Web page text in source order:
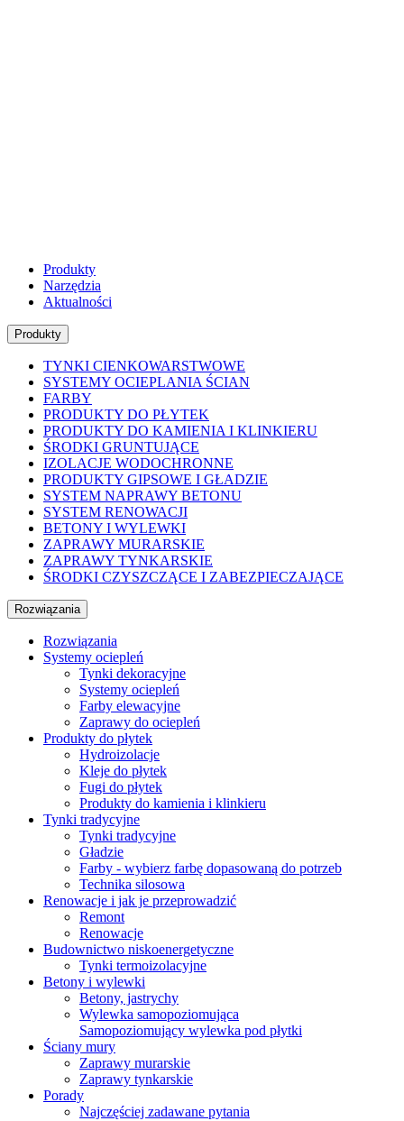
Produkty
Narzędzia
Aktualności
Produkty
TYNKI CIENKOWARSTWOWE
SYSTEMY OCIEPLANIA ŚCIAN
FARBY
PRODUKTY DO PŁYTEK
PRODUKTY DO KAMIENIA I KLINKIERU
ŚRODKI GRUNTUJĄCE
IZOLACJE WODOCHRONNE
PRODUKTY GIPSOWE I GŁADZIE
SYSTEM NAPRAWY BETONU
SYSTEM RENOWACJI
BETONY I WYLEWKI
ZAPRAWY MURARSKIE
ZAPRAWY TYNKARSKIE
ŚRODKI CZYSZCZĄCE I ZABEZPIECZAJĄCE
Rozwiązania
Rozwiązania
Systemy ociepleń
Tynki dekoracyjne
Systemy ociepleń
Farby elewacyjne
Zaprawy do ociepleń
Produkty do płytek
Hydroizolacje
Kleje do płytek
Fugi do płytek
Produkty do kamienia i klinkieru
Tynki tradycyjne
Tynki tradycyjne
Gładzie
Farby - wybierz farbę dopasowaną do potrzeb
Technika silosowa
Renowacje i jak je przeprowadzić
Remont
Renowacje
Budownictwo niskoenergetyczne
Tynki termoizolacyjne
Betony i wylewki
Betony, jastrychy
Wylewka samopoziomująca
Samopoziomujący wylewka pod płytki
Ściany mury
Zaprawy murarskie
Zaprawy tynkarskie
Porady
Najczęściej zadawane pytania